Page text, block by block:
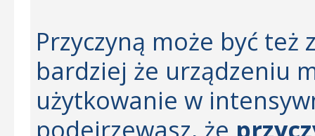
Przyczyną może być też
bardziej że urządzeniu
użytkowanie w